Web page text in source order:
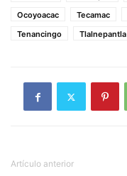
Ocoyoacac
Tecamac
Tenancingo
Tlalnepantla
Artículo anterior